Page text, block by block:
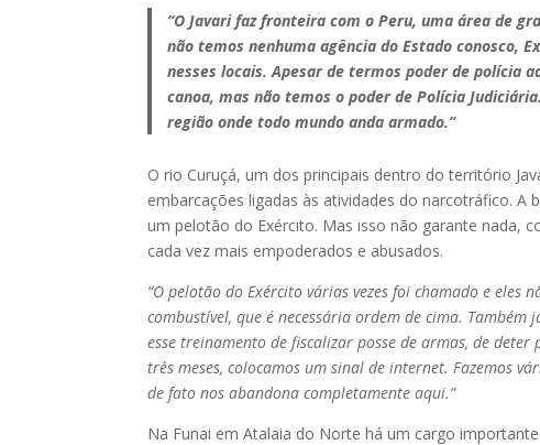
“O Javari faz fronteira com o Peru, uma área de
não temos nenhuma agência do Estado conosco,
nesses locais. Apesar de termos poder de polícia
canoa, mas não temos o poder de Polícia
região onde todo mundo anda armado.”
O rio Curuçá, um dos principais dentro do território
embarcações ligadas às atividades do narcotráfico. A
um pelotão do Exército. Mas isso não garante nada,
cada vez mais empoderados e abusados.
“O pelotão do Exército várias vezes foi chamado e eles
combustível, que é necessária ordem de cima.
esse treinamento de fiscalizar posse de armas, de
três meses, colocamos um sinal de internet. Fazemos
de fato nos abandona completamente aqui.”
Na Funai em Atalaia do Norte há um cargo